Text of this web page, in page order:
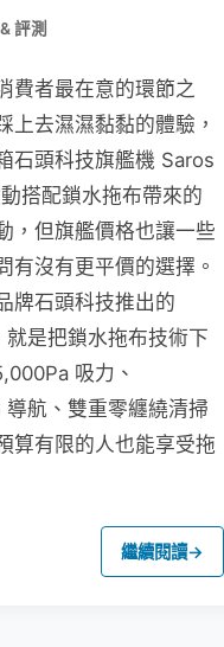
評測
費者最在意的環節之
上去濕濕黏黏的體驗，
石頭科技旗艦機 Saros
搭配鎖水拖布帶來的
，但旗艦價格也讓一些
有沒有更平價的選擇。
牌石頭科技推出的
是把鎖水拖布技術下
吸力、
航、雙重零纏繞清掃
算有限的人也能享受拖
繼續閱讀→